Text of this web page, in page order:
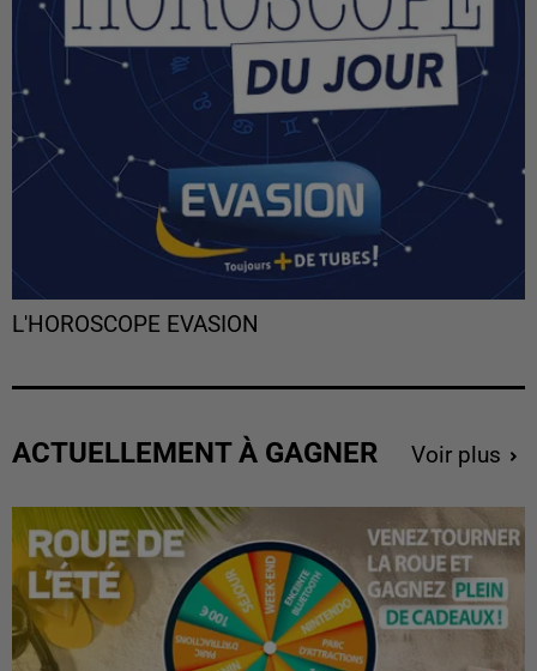
L'HOROSCOPE EVASION
ACTUELLEMENT À GAGNER Voir plus